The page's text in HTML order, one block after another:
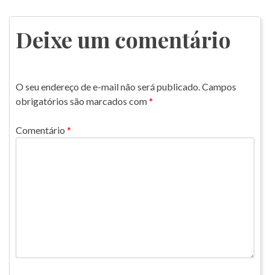
de
Post
Deixe um comentário
O seu endereço de e-mail não será publicado.Campos
obrigatórios são marcados com*
Comentário *